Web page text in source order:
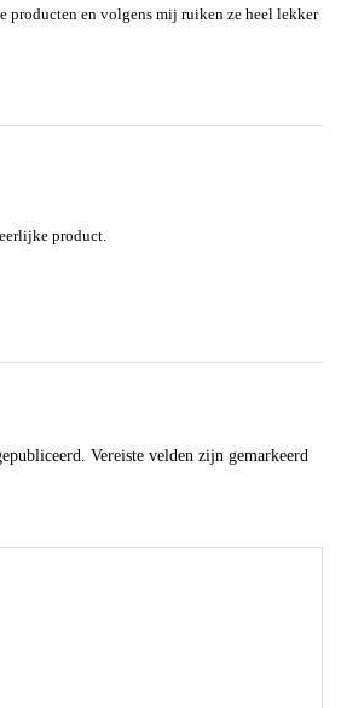
producten en volgens mij ruiken ze heel lekker
product.
Vereiste velden zijn gemarkeerd